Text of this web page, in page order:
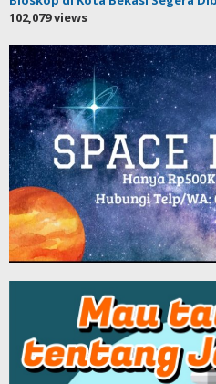
102,079 views